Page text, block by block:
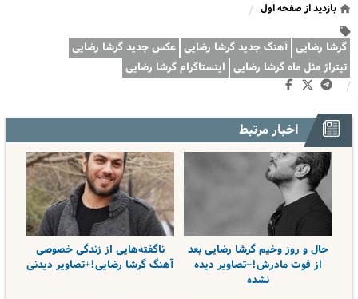
بازدید از صفحه اول /
گرشا رضایی آهنگ جدید گرشا رضایی عکس جدید گرشا رضایی
تیتراژ مثل ماه گرشا رضایی اینستاگرام گرشا رضایی
/
اخبار مرتبط
حال و روز وخیم گرشا رضایی بعد
از فوت مادرش!+تصاویر دیده
نشده
ناگفته‌هایی از زندگی خصوصی
آهنگ گرشا رضایی!+تصاویر دیدنی